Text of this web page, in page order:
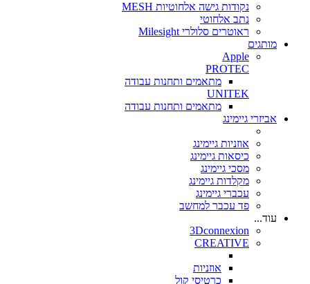
נקודות גישה אלחוטיות MESH
נתב אלחוטי
ראוטרים סלולרי Milesight
מותגים
Apple
PROTEC
מתאמים ותחנות עבודה
UNITEK
מתאמים ותחנות עבודה
אביזרי גיימינג
אוזניות גיימינג
כיסאות גיימינג
מסכי גיימינג
מקלדות גיימינג
עכברי גיימינג
פד עכבר למחשב
עוד...
3Dconnexion
CREATIVE
אוזניות
כרטיסי קול